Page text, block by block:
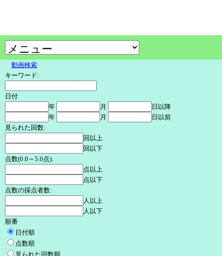
動画検索
キーワード:
日付
年
月
日以降
年
月
日以前
見られた回数:
回以上
回以下
点数(0.0～5.0点):
点以上
点以下
点数の採点者数:
人以上
人以下
順番
日付順
点数順
見られた回数順